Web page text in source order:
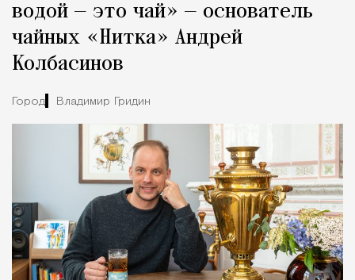
водой — это чай» — основатель
чайных «Нитка» Андрей
Колбасинов
Город Владимир Гридин